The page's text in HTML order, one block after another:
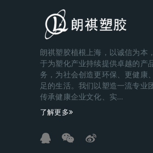
朗祺塑胶植根上海，以诚信为本
于为塑化产业持续提供卓越的产
务，为社会创造更环保、更健康
足的生活。我们以塑造一流专业
传承健康企业文化、实...
了解更多